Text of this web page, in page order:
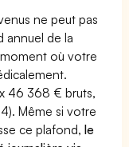
ne peut pas
annuel de la
moment où votre
46 368 € bruts,
Même si votre
ce plafond,le